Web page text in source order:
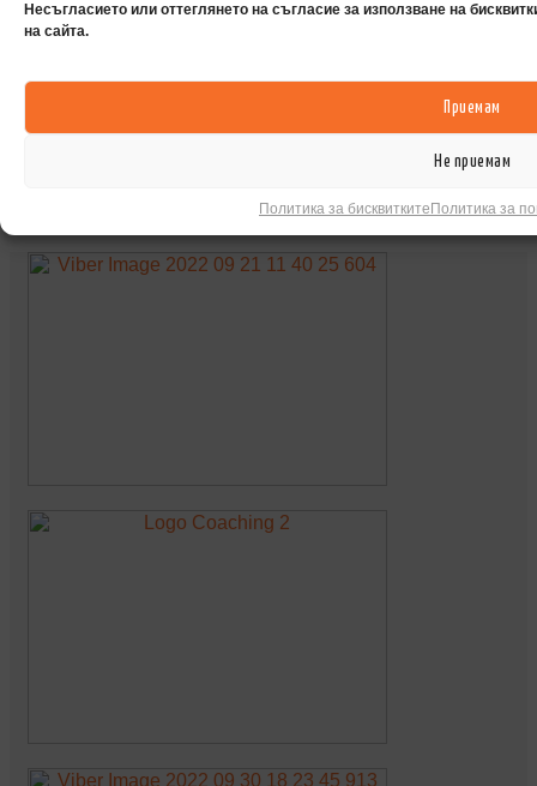
Несъгласието или оттеглянето на съгласие за използване на
на сайта.
Приемам
Не приемам
Политика за бисквитките Политика за